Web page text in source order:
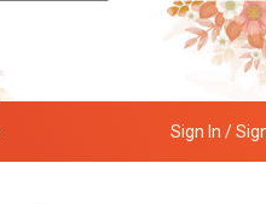
Sign In /